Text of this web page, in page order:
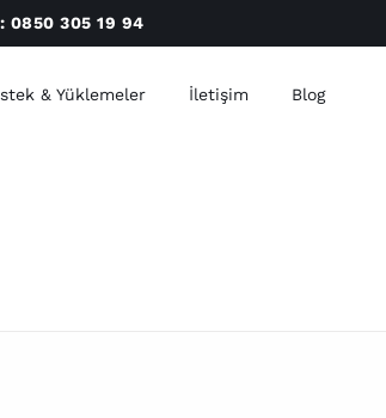
0850 305 19 94
& Yüklemeler İletişim Blog